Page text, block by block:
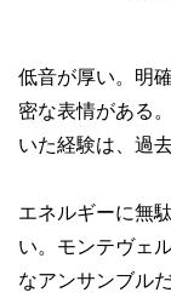
低音が厚い。明
密な表情がある
いた経験は、過
エネルギーに無
い。モンテヴェ
なアンサンブル